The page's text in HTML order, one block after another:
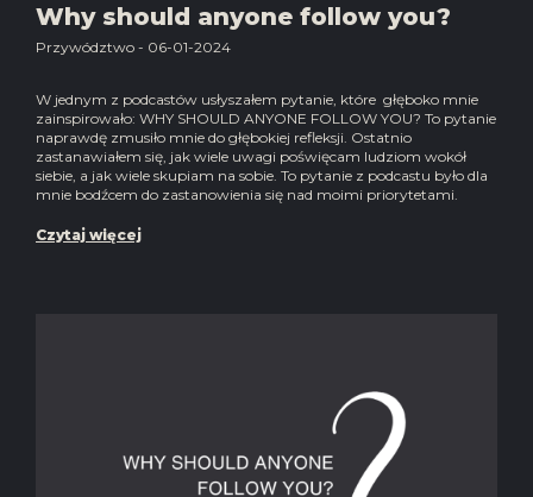
Why should anyone follow you?
Przywództwo - 06-01-2024
W jednym z podcastów usłyszałem pytanie, które głęboko mnie
zainspirowało: WHY SHOULD ANYONE FOLLOW YOU? To pytanie
naprawdę zmusiło mnie do głębokiej refleksji. Ostatnio
zastanawiałem się, jak wiele uwagi poświęcam ludziom wokół
siebie, a jak wiele skupiam na sobie. To pytanie z podcastu było dla
mnie bodźcem do zastanowienia się nad moimi priorytetami.
Czytaj więcej